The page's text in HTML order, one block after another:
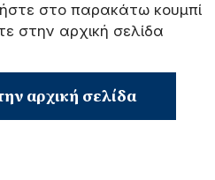
στο παρακάτω κουμπί
στην αρχική σελίδα
αρχική σελίδα